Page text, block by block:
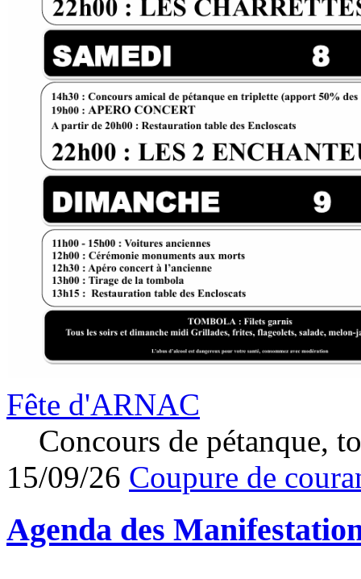
Fête d'ARNAC
Concours de pétanque,
15/09/26 Coupure de
Agenda des